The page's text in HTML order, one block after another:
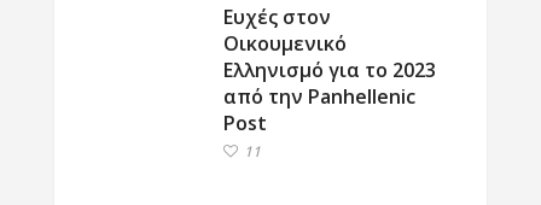
Ευχές στον
Οικουμενικό
Ελληνισμό για το 2023
από την Panhellenic
Post
11